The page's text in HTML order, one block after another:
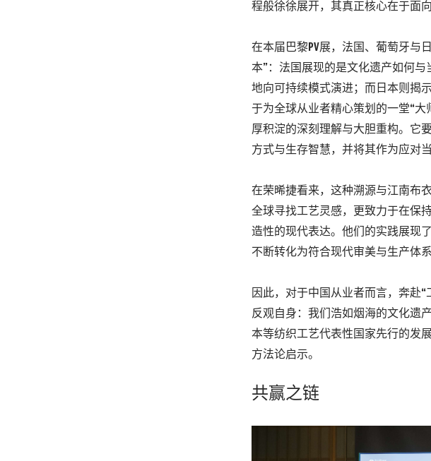
程般徐徐展开，其真正核心在于面
在本届 巴黎PV展，法国、葡萄牙与
本”： 法国展现的是文化遗产如何
地向可持续模式演进；而日本则揭
于为全球从业者精心策划的一堂“
厚积淀的深刻理解与大胆重构。它
方式与生存智慧，并将其作为应对
在荣晞捷看来，这种溯源与江南布
全球寻找工艺灵感，更致力于在保
造性的现代表达。他们的实践展现
不断转化为符合现代审美与生产体
因此，对于中国从业者而言，奔赴
反观自身：我们浩如烟海的文化遗
本等纺织工艺代表性国家先行的发
方法论启示。
共赢之链